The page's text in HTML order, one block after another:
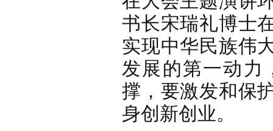
书长宋瑞礼博士
实现中华民族伟
发展的第一动力
撑，要激发和保
身创新创业。